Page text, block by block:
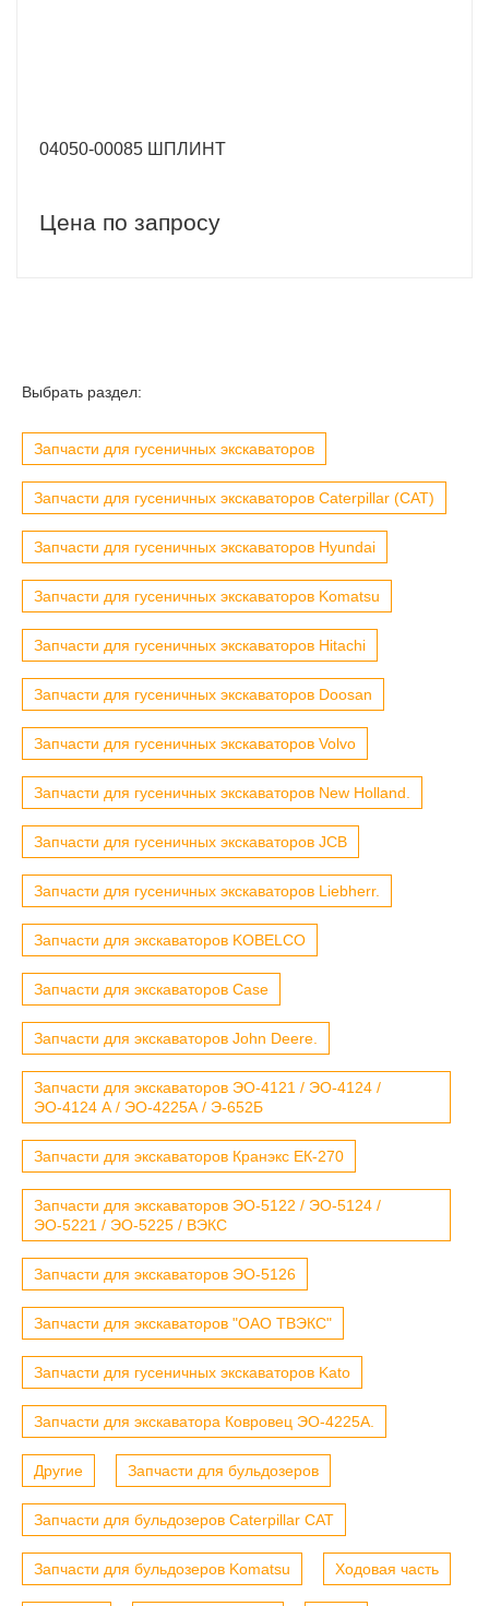
04050-00085 ШПЛИНТ
Цена по запросу
Выбрать раздел:
Запчасти для гусеничных экскаваторов
Запчасти для гусеничных экскаваторов Caterpillar (CAT)
Запчасти для гусеничных экскаваторов Hyundai
Запчасти для гусеничных экскаваторов Komatsu
Запчасти для гусеничных экскаваторов Hitachi
Запчасти для гусеничных экскаваторов Doosan
Запчасти для гусеничных экскаваторов Volvo
Запчасти для гусеничных экскаваторов New Holland.
Запчасти для гусеничных экскаваторов JCB
Запчасти для гусеничных экскаваторов Liebherr.
Запчасти для экскаваторов KOBELCO
Запчасти для экскаваторов Case
Запчасти для экскаваторов John Deere.
Запчасти для экскаваторов ЭО-4121 / ЭО-4124 /
ЭО-4124 А / ЭО-4225А / Э-652Б
Запчасти для экскаваторов Кранэкс ЕК-270
Запчасти для экскаваторов ЭО-5122 / ЭО-5124 /
ЭО-5221 / ЭО-5225 / ВЭКС
Запчасти для экскаваторов ЭО-5126
Запчасти для экскаваторов "ОАО ТВЭКС"
Запчасти для гусеничных экскаваторов Kato
Запчасти для экскаватора Ковровец ЭО-4225А.
Другие Запчасти для бульдозеров
Запчасти для бульдозеров Caterpillar CAT
Запчасти для бульдозеров Komatsu Ходовая часть